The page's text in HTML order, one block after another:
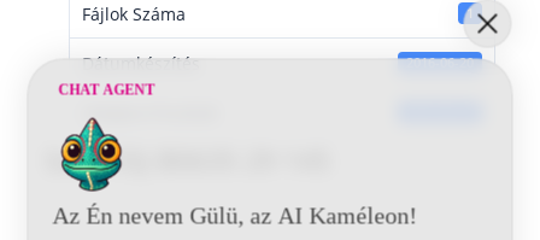
Fájlok Száma 1
Dátumkészítés 2016-06-20
Utoljára frissített
Seat S5J B0635 29 145
CHAT AGENT
Az Én nevem Gülü, az AI Kaméleon!